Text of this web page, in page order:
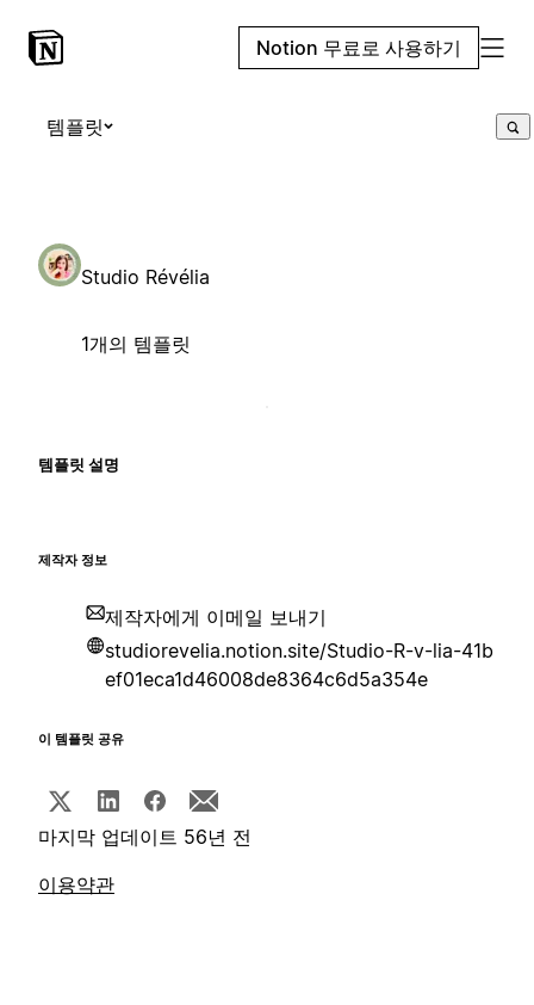
Notion 무료로 사용하기
템플릿
Studio Révélia
1개의 템플릿
템플릿 설명
제작자 정보
제작자에게 이메일 보내기
studiorevelia.notion.site/Studio-R-v-lia-41b
ef01eca1d46008de8364c6d5a354e
이 템플릿 공유
마지막 업데이트 56년 전
이용약관